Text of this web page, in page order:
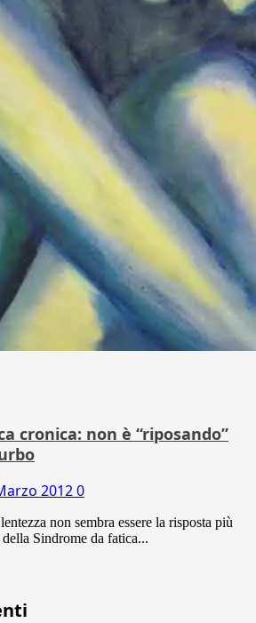
cronica: non è “riposando”
20120
non sembra essere la risposta più
Sindrome da fatica...